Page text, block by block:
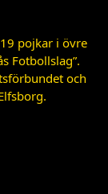
pojkar i övre
Fotbollslag”.
och